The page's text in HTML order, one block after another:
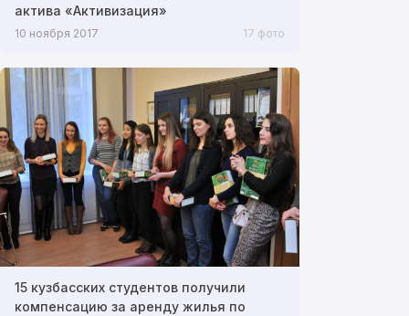
актива «Активизация»
10 ноября 2017 17 фото
15 кузбасских студентов получили
компенсацию за аренду жилья по